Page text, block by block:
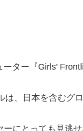
ター『Girls’
は、日本を含むグ
にとっても見逃